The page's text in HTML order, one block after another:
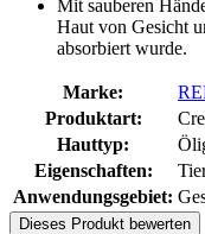
Mit sauberen
Haut von Gesicht
absorbiert wurde.
Marke:
Produktart:
Hauttyp:
Eigenschaften:
Anwendungsgebiet:
Dieses Produkt bewerten